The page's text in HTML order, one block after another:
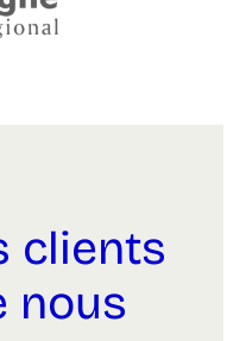
clients
nous